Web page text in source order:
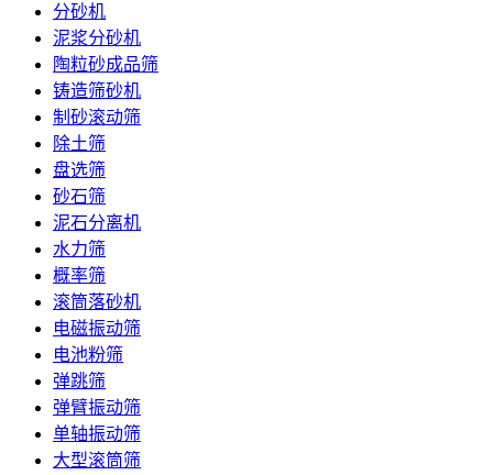
分砂机
泥浆分砂机
陶粒砂成品筛
铸造筛砂机
制砂滚动筛
除土筛
盘选筛
砂石筛
泥石分离机
水力筛
概率筛
滚筒落砂机
电磁振动筛
电池粉筛
弹跳筛
弹臂振动筛
单轴振动筛
大型滚筒筛